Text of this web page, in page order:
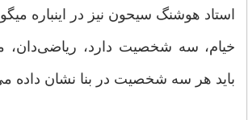
استاد هوشنگ سیحون نیز در اینباره
خیام، سه شخصیت دارد، ریاضی‌دان،
باید هر سه شخصیت در بنا نشان داده